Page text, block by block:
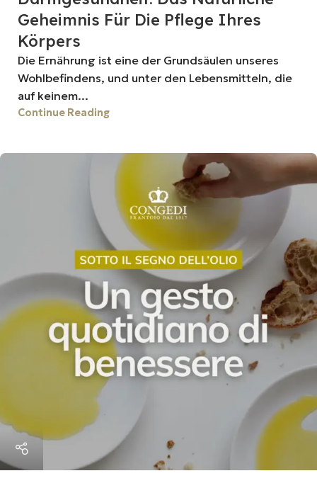
Geheimnis Für Die Pflege Ihres
Körpers
Die Ernährung ist eine der Grundsäulen unseres
Wohlbefindens, und unter den Lebensmitteln, die
auf keinem...
Continue Reading